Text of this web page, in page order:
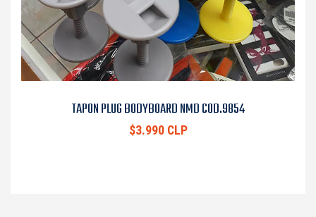
TAPON PLUG BODYBOARD NMD COD.9854
$3.990 CLP